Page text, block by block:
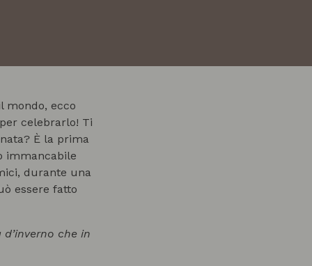
mondo, ecco
celebrarlo! Ti
È la prima
immancabile
durante una
essere fatto
che in